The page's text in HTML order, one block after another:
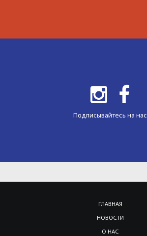
Подписывайтесь на нас
ГЛАВНАЯ
НОВОСТИ
О НАС